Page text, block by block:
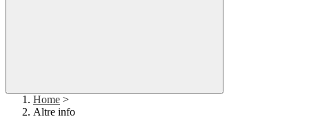
Home >
Altre info